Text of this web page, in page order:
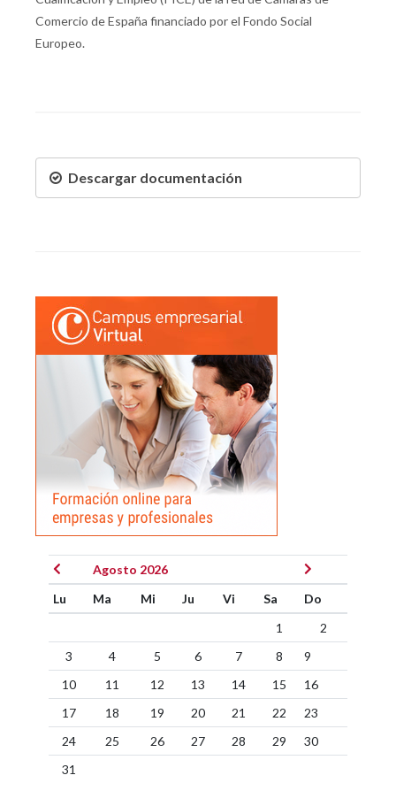
Comercio de España financiado por el Fondo Social
Europeo.
Descargar documentación
Agosto 2026
Lu
Ma Mi Ju Vi Sa
Do
1
2
3
4 5 6 7 8
9
10
11 12 13 14 15
16
17
18 19 20 21 22
23
24
25 26 27 28 29
30
31